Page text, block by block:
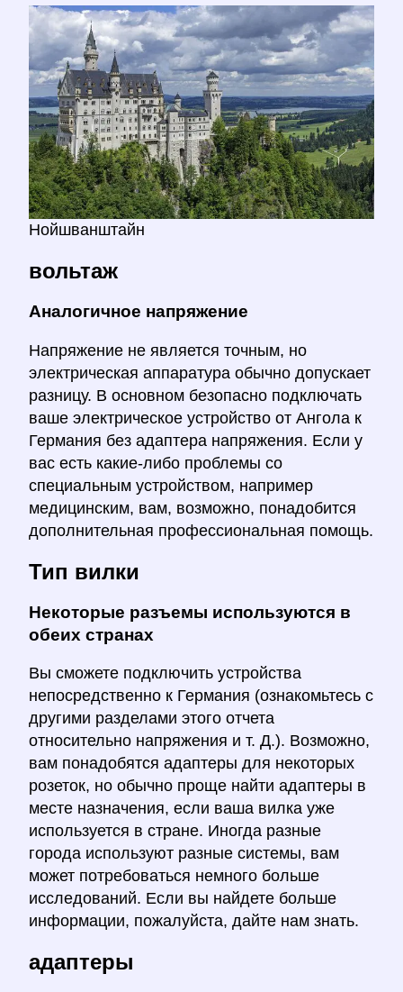
Нойшванштайн
вольтаж
Аналогичное напряжение
Напряжение не является точным, но
электрическая аппаратура обычно допускает
разницу. В основном безопасно подключать
ваше электрическое устройство от Ангола к
Германия без адаптера напряжения. Если у
вас есть какие-либо проблемы со
специальным устройством, например
медицинским, вам, возможно, понадобится
дополнительная профессиональная помощь.
Тип вилки
Некоторые разъемы используются в
обеих странах
Вы сможете подключить устройства
непосредственно к Германия (ознакомьтесь с
другими разделами этого отчета
относительно напряжения и т. Д.). Возможно,
вам понадобятся адаптеры для некоторых
розеток, но обычно проще найти адаптеры в
месте назначения, если ваша вилка уже
используется в стране. Иногда разные
города используют разные системы, вам
может потребоваться немного больше
исследований. Если вы найдете больше
информации, пожалуйста, дайте нам знать.
адаптеры